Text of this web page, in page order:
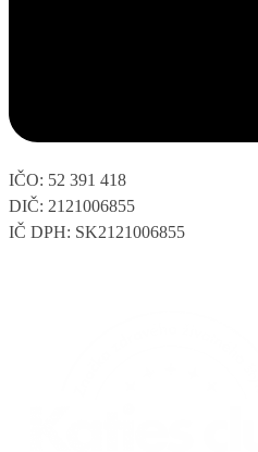
IČO: 52 391 418
DIČ: 2121006855
IČ DPH: SK2121006855